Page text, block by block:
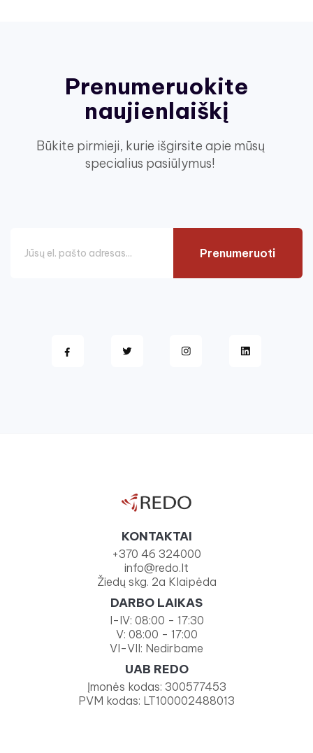
Prenumeruokite
naujienlaiškį
Būkite pirmieji, kurie išgirsite apie mūsų
specialius pasiūlymus!
Prenumeruoti
KONTAKTAI
+370 46 324000
info@redo.lt
Žiedų skg. 2a Klaipėda
DARBO LAIKAS
I-IV: 08:00 - 17:30
V: 08:00 - 17:00
VI-VII: Nedirbame
UAB REDO
Įmonės kodas: 300577453
PVM kodas: LT100002488013